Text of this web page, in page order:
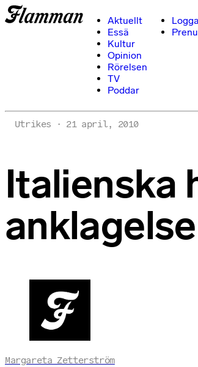
Aktuellt
Essä
Kultur
Opinion
Rörelsen
TV
Poddar
Utrikes 21 april, 2010
Italienska
Margareta Zetterström